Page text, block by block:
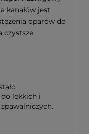
kanałów jest
oparów do
czystsze
lekkich i